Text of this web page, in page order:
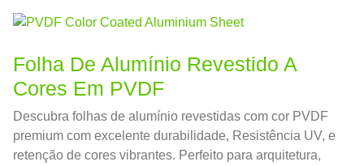
Folha De Alumínio Revestido A
Cores Em PVDF
Descubra folhas de alumínio revestidas com cor PVDF
premium com excelente durabilidade, Resistência UV, e
retenção de cores vibrantes. Perfeito para arquitetura,